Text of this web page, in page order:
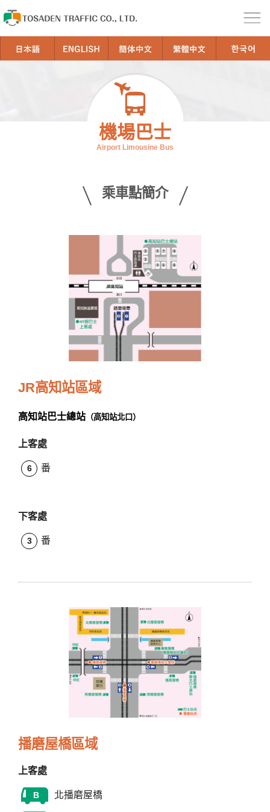
機場巴士
Airport Limousine Bus
乘車點簡介
JR高知站區域
高知站巴士總站 （高知站北口）
上客處
6 番
下客處
3 番
播磨屋橋區域
上客處
B 北播磨屋橋